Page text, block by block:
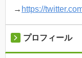
→ https://
プロフィール